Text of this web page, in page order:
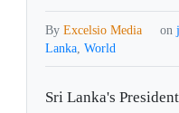
ByExcelsio Media on
Lanka,World
Sri Lanka's